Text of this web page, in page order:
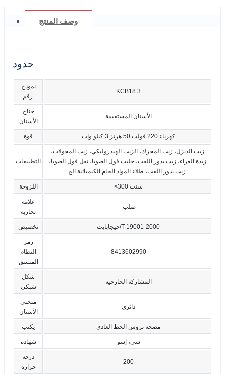
وصف المنتج
حدود
نموذج
KCB18.3
جناح
الأسنان
الأسنان المستقيمة
قوة كهرباء 220 فولت 50 هرتز 3 كيلو وات
التطبيقات
زيت الديزل، زيت المحرك، الزيت الهيدروليكي، زيت المحولات،
زبدة الغراء، زيت بذور اللفت، حليب فول الصويا، تفل فول الصويا،
اللزوجة <300 سنت
علامة
تجارية
صلب
تخصيص جيجابايت/T 19001-2000
رمز
النظام
المنسق
8413602990
شكل
شبكي
المشاركة الخارجية
منحنى
الأسنان
دائري
يكتب مضخة تروس الخط العادي
شهادة سي، إسو
درجة
حرارة
200